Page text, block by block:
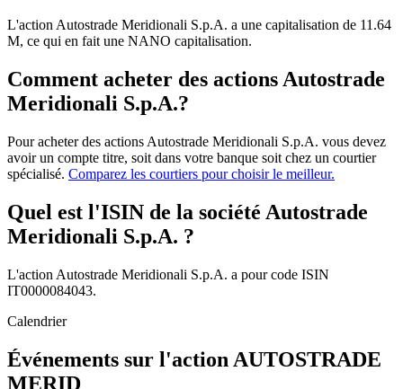
L'action Autostrade Meridionali S.p.A. a une capitalisation de 11.64
M, ce qui en fait une NANO capitalisation.
Comment acheter des actions Autostrade
Meridionali S.p.A.?
Pour acheter des actions Autostrade Meridionali S.p.A. vous devez
avoir un compte titre, soit dans votre banque soit chez un courtier
spécialisé. Comparez les courtiers pour choisir le meilleur.
Quel est l'ISIN de la société Autostrade
Meridionali S.p.A. ?
L'action Autostrade Meridionali S.p.A. a pour code ISIN
IT0000084043.
Calendrier
Événements sur l'action AUTOSTRADE
MERID